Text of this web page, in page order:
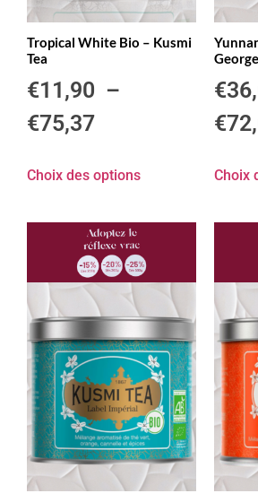
Tropical White Bio – Kusmi
Tea
€11,90 –
€75,37
Choix des options
€
€
Choix